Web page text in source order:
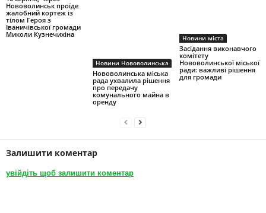
Нововолинськ проїде
жалобний кортеж із
тілом Героя з
Іваничівської громади
Миколи Кузнечихіна
Новини Нововолинська
Нововолинська міська
рада ухвалила рішення
про передачу
комунального майна в
оренду
Новини міста
Засідання виконавчого
комітету
Нововолинської міської
ради: важливі рішення
для громади
Залишити коментар
увійдіть щоб залишити коментар